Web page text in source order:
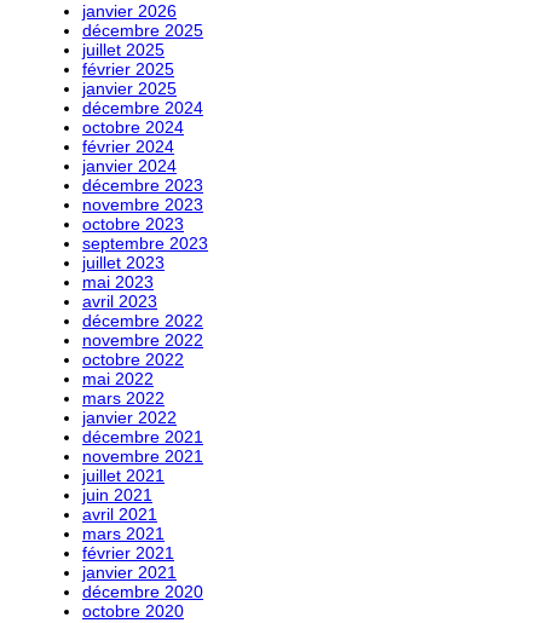
janvier 2026
décembre 2025
juillet 2025
février 2025
janvier 2025
décembre 2024
octobre 2024
février 2024
janvier 2024
décembre 2023
novembre 2023
octobre 2023
septembre 2023
juillet 2023
mai 2023
avril 2023
décembre 2022
novembre 2022
octobre 2022
mai 2022
mars 2022
janvier 2022
décembre 2021
novembre 2021
juillet 2021
juin 2021
avril 2021
mars 2021
février 2021
janvier 2021
décembre 2020
octobre 2020